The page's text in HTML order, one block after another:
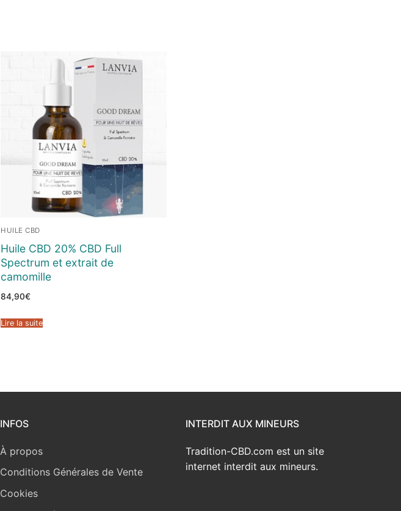
HUILE CBD
Huile CBD 20% CBD Full
Spectrum et extrait de
camomille
84,90€
Lire la suite
INFOS
À propos
Conditions Générales de Vente
Cookies
INTERDIT AUX MINEURS
Tradition-CBD.com est un site
internet interdit aux mineurs.